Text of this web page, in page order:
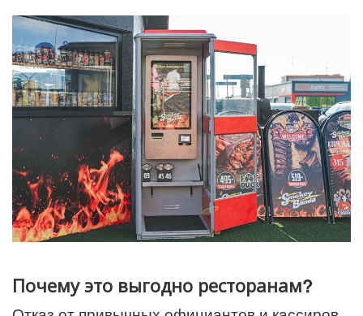
Почему это выгодно ресторанам?